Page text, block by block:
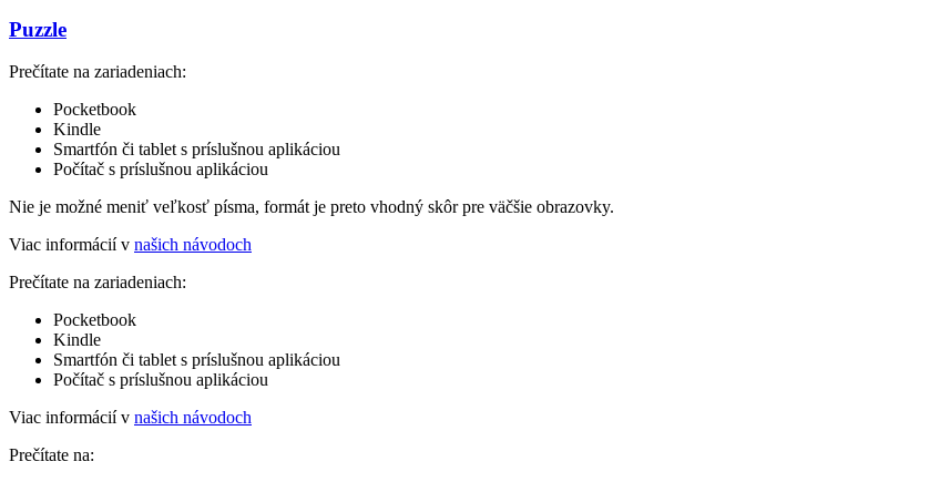
Puzzle
Prečítate na zariadeniach:
Pocketbook
Kindle
Smartfón či tablet s príslušnou aplikáciou
Počítač s príslušnou aplikáciou
Nie je možné meniť veľkosť písma, formát je preto vhodný skôr pre väčšie obrazovky.
Viac informácií v našich návodoch
Prečítate na zariadeniach:
Pocketbook
Kindle
Smartfón či tablet s príslušnou aplikáciou
Počítač s príslušnou aplikáciou
Viac informácií v našich návodoch
Prečítate na: